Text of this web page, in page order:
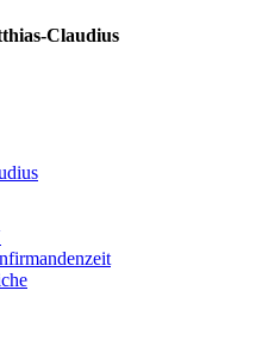
Claudius